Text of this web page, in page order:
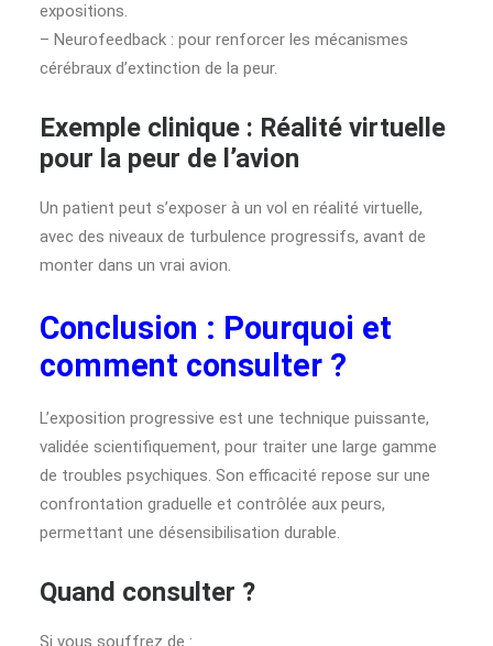
expositions.
– Neurofeedback : pour renforcer les mécanismes
cérébraux d’extinction de la peur.
Exemple clinique : Réalité virtuelle
pour la peur de l’avion
Un patient peut s’exposer à un vol en réalité virtuelle,
avec des niveaux de turbulence progressifs, avant de
monter dans un vrai avion.
Conclusion : Pourquoi et
comment consulter ?
L’exposition progressive est une technique puissante,
validée scientifiquement, pour traiter une large gamme
de troubles psychiques. Son efficacité repose sur une
confrontation graduelle et contrôlée aux peurs,
permettant une désensibilisation durable.
Quand consulter ?
Si vous souffrez de :